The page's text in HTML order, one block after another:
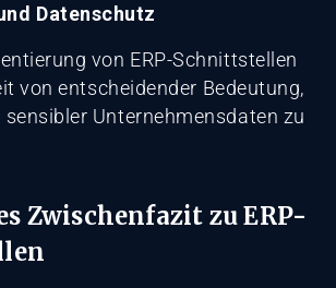
Datenschutz
von ERP-Schnittstellen
von entscheidender Bedeutung,
Unternehmensdaten zu
Zwischenfazit zu ERP-